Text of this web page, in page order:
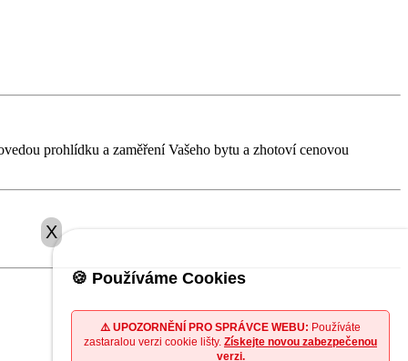
prohlídku a zaměření Vašeho bytu a zhotoví cenovou
X
🍪 Používáme Cookies
⚠️ UPOZORNĚNÍ PRO SPRÁVCE WEBU: Používáte
zastaralou verzi cookie lišty. Získejte novou zabezpečenou
verzi.